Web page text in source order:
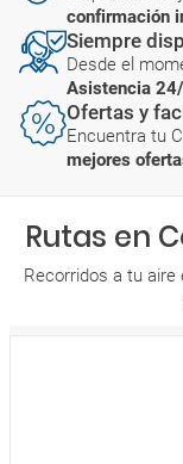
confirmación
Siempre
Desde el
Asistencia
Ofertas y
Encuentra tu
mejores
Rutas en
Recorridos a tu aire